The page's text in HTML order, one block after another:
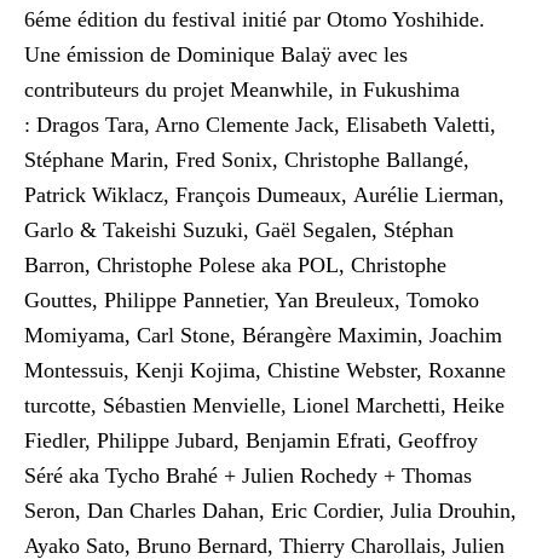
6éme édition du festival initié par Otomo Yoshihide.
Une émission de Dominique Balaÿ avec les
contributeurs du projet Meanwhile, in Fukushima
: Dragos Tara, Arno Clemente Jack, Elisabeth Valetti,
Stéphane Marin, Fred Sonix, Christophe Ballangé,
Patrick Wiklacz, François Dumeaux, Aurélie Lierman,
Garlo & Takeishi Suzuki, Gaël Segalen, Stéphan
Barron, Christophe Polese aka POL, Christophe
Gouttes, Philippe Pannetier, Yan Breuleux, Tomoko
Momiyama, Carl Stone, Bérangère Maximin, Joachim
Montessuis, Kenji Kojima, Chistine Webster, Roxanne
turcotte, Sébastien Menvielle, Lionel Marchetti, Heike
Fiedler, Philippe Jubard, Benjamin Efrati, Geoffroy
Séré aka Tycho Brahé + Julien Rochedy + Thomas
Seron, Dan Charles Dahan, Eric Cordier, Julia Drouhin,
Ayako Sato, Bruno Bernard, Thierry Charollais, Julien